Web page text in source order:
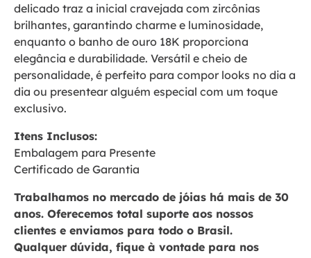
delicado traz a inicial cravejada com zircônias
brilhantes, garantindo charme e luminosidade,
enquanto o banho de ouro 18K proporciona
elegância e durabilidade. Versátil e cheio de
personalidade, é perfeito para compor looks no dia a
dia ou presentear alguém especial com um toque
exclusivo.
Itens Inclusos:
Embalagem para Presente
Certificado de Garantia
Trabalhamos no mercado de jóias há mais de 30
anos. Oferecemos total suporte aos nossos
clientes e enviamos para todo o Brasil.
Qualquer dúvida, fique à vontade para nos